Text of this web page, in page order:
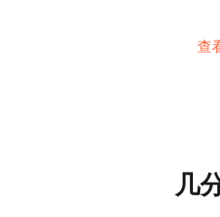
查
几